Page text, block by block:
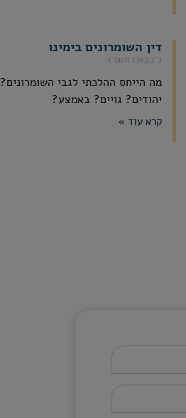
דין השומרונים בימינו
כ״ב באדר תשפ״ו
מה הייחס ההלכתי לגבי השומרונים?
יהודים? גויים? באמצע?
קרא עוד »